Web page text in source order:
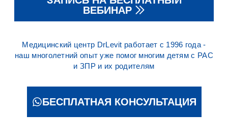
ВЕБИНАР
Медицинский центр DrLevit работает с 1996 года -
наш многолетний опыт уже помог многим детям с РАС
и ЗПР и их родителям
БЕСПЛАТНАЯ КОНСУЛЬТАЦИЯ